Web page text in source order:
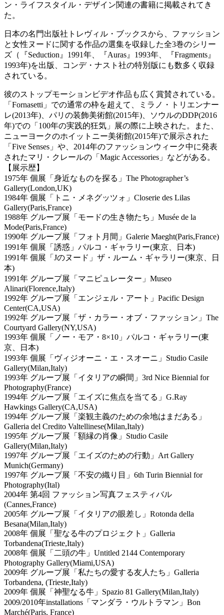
ン・ライフスタイル・デザイン関連の書籍に掲載されてき
た。
日本の名門出版社トレヴィル・ブックスから、ファッション
と女性ヌードに関する作品の選集を収録した全3巻のシリー
ズ（『Seduction』1991年、『Auras』1993年、『Fragments』
1993年)を出版、コンデ・ナスト社の特別版にも数多く収録
されている。
彼のストップモーションビデオ作品も広く賞賛されている。
「Fornasetti」での通常の枠を超えて、ミラノ・トリエンナー
レ(2013年)、パリの装飾美術館(2015年)、ソウルのDDP(2016
年)での「100年の実践的狂気」展の際に上映された。また、
ニューヨークのホイットニー美術館(2015年)で展示された
「Five Senses」や、2014年のファッションウィーク中に発表
されたマリ・クレールの「Magic Accessories」などがある。
【展示歴】
1975年 個展「身近なものを探る」The Photographer’s
Gallery(London,UK)
1984年 個展「トニ・メネグッツォ」Closerie des Lilas
Gallery(Paris,France)
1988年 グループ展「モードの生き物たち」Musée de la
Mode(Paris,France)
1990年 グループ展「フォト月間」Galerie Maeght(Paris,France)
1991年 個展「誘惑」パルコ・ギャラリー(東京、日本)
1991年 個展「Jのヌード」ザ・ルーム・ギャラリー(東京、日
本)
1991年 グループ展「マニピュレーター」Museo
Alinari(Florence,Italy)
1992年 グループ展「エンジェル・アート」Pacific Design
Center(CA,USA)
1992年 グループ展「ザ・カラー・オブ・ファッション」The
Courtyard Gallery(NY,USA)
1993年 個展「ノー・モア・8×10」パルコ・ギャラリー(東
京、日本)
1993年 個展「ヴィジオーニ・エ・スオーニ」Studio Casile
Gallery(Milan,Italy)
1993年 グループ展「イタリアの瞬間」3rd Nice Biennial for
Photography(France)
1994年 グループ展「エイズに焦点を当てる」G.Ray
Hawkings Gallery(CA,USA)
1994年 グループ展「楽観主義のための余地はまだある」
Galleria del Credito Valtellinese(Milan,Italy)
1995年 グループ展「額縁の肖像」Studio Casile
Gallery(Milan,Italy)
1997年 グループ展「エイズのための行動」Art Gallery
Munich(Germany)
1997年 グループ展「不安の織り目」6th Turin Biennial for
Photography(Ital)
2004年 第4回 ファッション写真フェスティバル
(Cannes,France)
2005年 グループ展「イタリアの眼差し」Rotonda della
Besana(Milan,Italy)
2008年 個展「聖なる牛のプロジェクト」Galleria
Torbandena(Trieste,Italy)
2008年 個展「二頭の牛」Untitled 2144 Contemporary
Photography Gallery(Miami,USA)
2009年 グループ展「私たちの愛する友人たち」Galleria
Torbandena, (Trieste,Italy)
2009年 個展「神聖なる牛」Spazio 81 Gallery(Milan,Italy)
2009/2010年installations「マンダラ・ウルトラマン」Bon
Marché(Paris, France)